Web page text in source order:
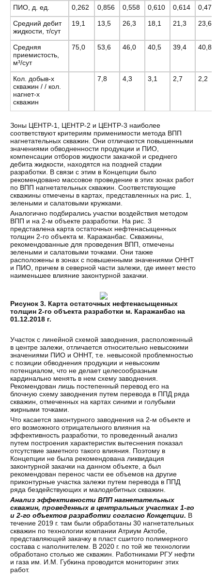
ПИО, д. ед. 0,262 0,856 0,558 0,610 0,614 0,472
Средний дебит
жидкости, т/сут
19,1 13,5 26,3 18,1 21,3 23,6
Средняя
приемистость,
м³/сут
75,0 53,6 46,0 40,5 39,4 40,8
Кол. добыв-х
скважин / / кол.
нагнет-х
скважин
7,8 4,3 3,1 2,7 2,2
Зоны ЦЕНТР-1, ЦЕНТР-2 и ЦЕНТР-3 наиболее
соответствуют критериям применимости метода ВПП
нагнетательных скважин. Они отличаются повышенными
значениями обводненности продукции и ПИО,
компенсации отборов жидкости закачкой и среднего
дебита жидкости, находятся на поздней стадии
разработки. В связи с этим в Концепции было
рекомендовано массовое проведение в этих зонах работ
по ВПП нагнетательных скважин. Соответствующие
скважины отмечены в картах, представленных на рис. 1,
зелеными и салатовыми кружками.
Аналогично подбирались участки воздействия методом
ВПП и на 2-м объекте разработки. На рис. 3
представлена карта остаточных нефтенасыщенных
толщин 2-го объекта м. Каражанбас. Скважины,
рекомендованные для проведения ВПП, отмечены
зелеными и салатовыми точками. Они также
расположены в зонах с повышенными значениями ОННТ
и ПИО, причем в северной части залежи, где имеет место
наименьшее влияние законтурной закачки.
Рисунок 3. Карта остаточных нефтенасыщенных
толщин 2-го объекта разработки м. Каражанбас на
01.12.2018 г.
Участок с линейной схемой заводнения, расположенный
в центре залежи, отличается относительно невысокими
значениями ПИО и ОННТ, т.е. невысокой проблемностью
с позиции обводнения продукции и невысоким
потенциалом, что не делает целесообразным
кардинально менять в нем схему заводнения.
Рекомендован лишь постепенный перевод его на
блочную схему заводнения путем перевода в ППД ряда
скважин, отмеченных на картах синими и голубыми
жирными точками.
Что касается законтурного заводнения на 2-м объекте и
его возможного отрицательного влияния на
эффективность разработки, то проведенный анализ
путем построения характеристик вытеснения показал
отсутствие заметного такого влияния. Поэтому в
Концепции не была рекомендована ликвидация
законтурной закачки на данном объекте, а был
рекомендован перенос части ее объемов на другие
приконтурные участка залежи путем перевода в ППД
ряда бездействующих и малодебитных скважин.
Анализ эффективности ВПП нагнетательных
скважин, проведенных в центральных участках 1-го
и 2-го объектов разработки согласно Концепции. В
течение 2019 г. там были обработаны 30 нагнетательных
скважин по технологии компании Атриум Актобе,
представляющей закачку в пласт сшитого полимерного
состава с наполнителем. В 2020 г. по той же технологии
обработано столько же скважин. Работниками РГУ нефти
и газа им. И.М. Губкина проводится мониторинг этих
работ.